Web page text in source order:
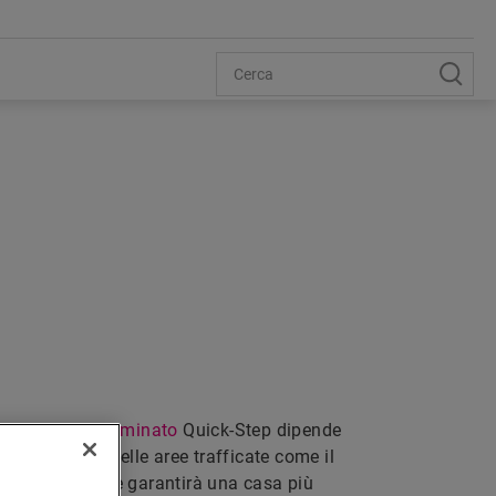
pavimentolaminato Quick-Step dipende
Nel caso delle aree trafficate come il
garantirà una casa più